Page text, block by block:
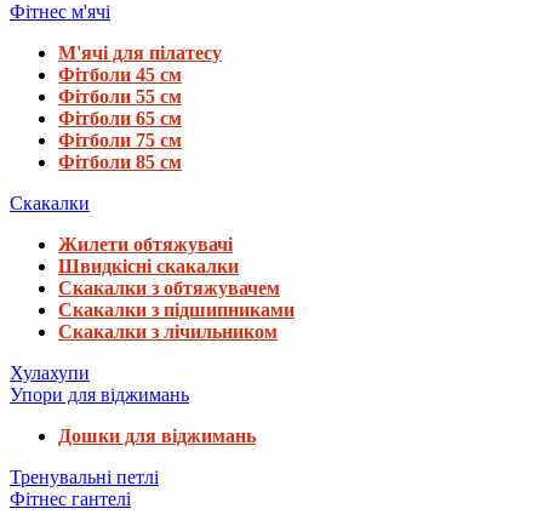
Фітнес м'ячі
М'ячі для пілатесу
Фітболи 45 см
Фітболи 55 см
Фітболи 65 см
Фітболи 75 см
Фітболи 85 см
Скакалки
Жилети обтяжувачі
Швидкісні скакалки
Скакалки з обтяжувачем
Скакалки з підшипниками
Скакалки з лічильником
Хулахупи
Упори для віджимань
Дошки для віджимань
Тренувальні петлі
Фітнес гантелі